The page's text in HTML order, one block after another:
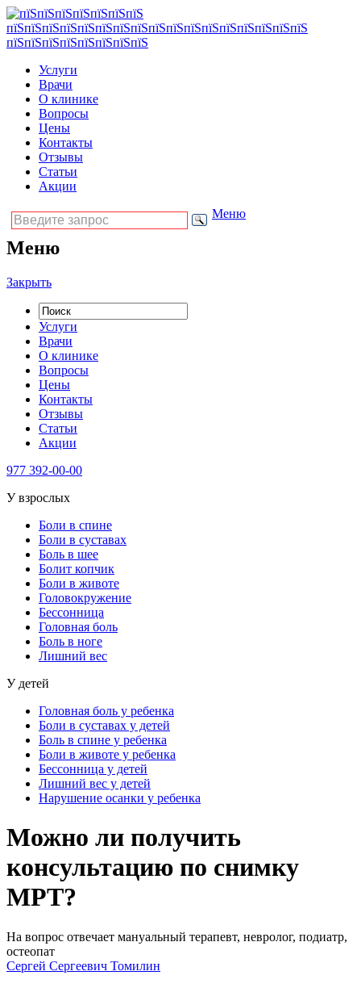
Услуги
Врачи
О клинике
Вопросы
Цены
Контакты
Отзывы
Статьи
Акции
Меню
Меню
Закрыть
Услуги
Врачи
О клинике
Вопросы
Цены
Контакты
Отзывы
Статьи
Акции
977 392-00-00
У взрослых
Боли в спине
Боли в суставах
Боль в шее
Болит копчик
Боли в животе
Головокружение
Бессонница
Головная боль
Боль в ноге
Лишний вес
У детей
Головная боль у ребенка
Боли в суставах у детей
Боль в спине у ребенка
Боли в животе у ребенка
Бессонница у детей
Лишний вес у детей
Нарушение осанки у ребенка
Можно ли получить
консультацию по снимку
МРТ?
На вопрос отвечает мануальный терапевт, невролог, подиатр,
остеопат
Сергей Сергеевич Томилин